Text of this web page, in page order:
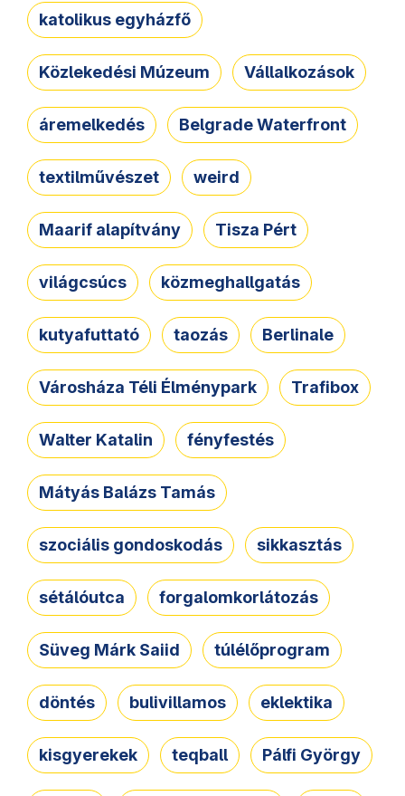
katolikus egyházfő
Közlekedési Múzeum Vállalkozások
áremelkedés Belgrade Waterfront
textilművészet weird
Maarif alapítvány Tisza Pért
világcsúcs közmeghallgatás
kutyafuttató taozás Berlinale
Városháza Téli Élménypark Trafibox
Walter Katalin fényfestés
Mátyás Balázs Tamás
szociális gondoskodás sikkasztás
sétálóutca forgalomkorlátozás
Süveg Márk Saiid túlélőprogram
döntés bulivillamos eklektika
kisgyerekek teqball Pálfi György